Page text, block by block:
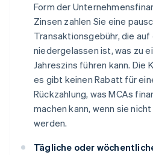
Form der
Zinsen zahlen Sie eine
Transaktionsgebühr, die
niedergelassen ist, was zu
Jahreszins führen kann.
es gibt keinen Rabatt für
Rückzahlung, was MCAs
machen kann, wenn sie
werden.
Tägliche oder